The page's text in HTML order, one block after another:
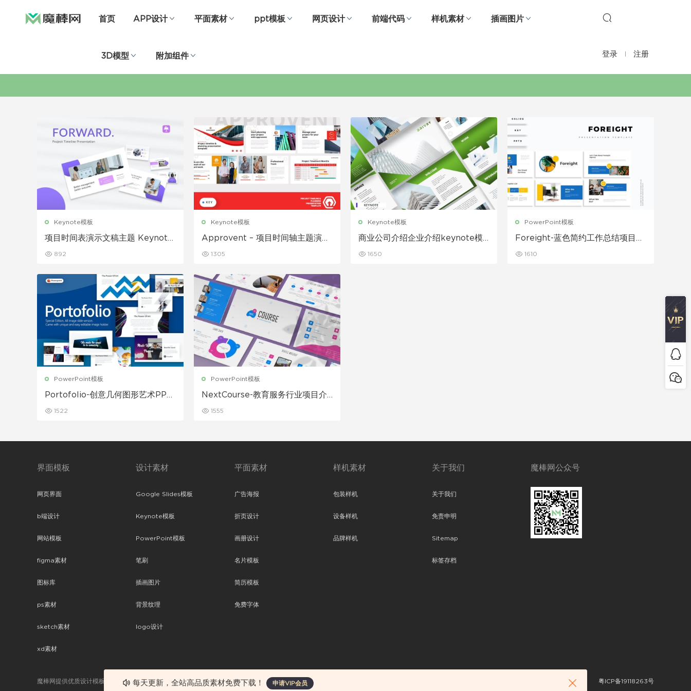
首页 APP设计 平面素材 ppt模板 网页设计 前端代码 样机素材 插画图片
3D模型 附加组件 登录 注册
Keynote模板
项目时间表演示文稿主题 Keynote
892
Keynote模板
Approvent – 项目时间轴主题演讲
1305
Keynote模板
商业公司介绍企业介绍keynote模
1650
PowerPoint模板
Foreight-蓝色简约工作总结项目报
1610
PowerPoint模板
Portofolio-创意几何图形艺术PPT
1522
PowerPoint模板
NextCourse-教育服务行业项目介
1555
界面模板
网页界面
b端设计
网站模板
figma素材
图标库
ps素材
sketch素材
xd素材
设计素材
Google Slides模板
Keynote模板
PowerPoint模板
笔刷
插画图片
背景纹理
logo设计
平面素材
广告海报
折页设计
画册设计
名片模板
简历模板
免费字体
样机素材
包装样机
设备样机
品牌样机
关于我们
关于我们
免责申明
Sitemap
标签存档
魔棒网公众号
魔棒网提供优质设计模板下载，分享优秀的设计。素材包含了APP设计、平面素材、ppt模板、网页设计、前端代码、样机素材、插画图片、附加组件等。 粤ICP备19118263号
每天更新，全站高品质素材免费下载！ 申请VIP会员